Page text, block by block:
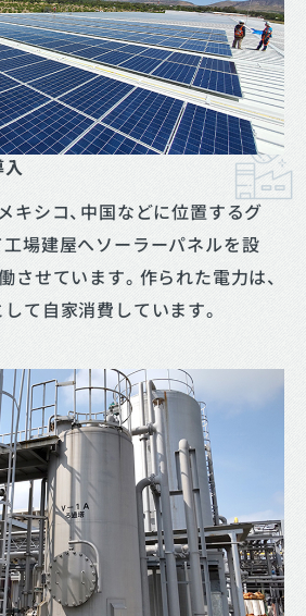
入
キシコ、中国などに位置するグ
場建屋へソーラーパネルを設
させています。作られた電力は、
て自家消費しています。